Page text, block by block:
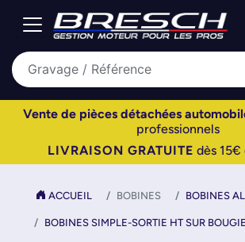
Vente de pièces détachées
professionnels
LIVRAISON GRATUITE dès 15€
ACCUEIL BOBINES BOBINES
BOBINES SIMPLE-SORTIE HT SUR BOUGIE